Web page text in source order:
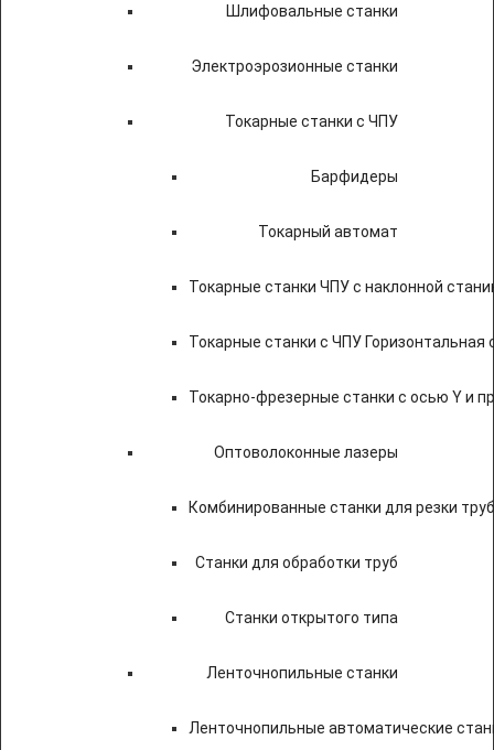
Шлифовальные станки
Электроэрозионные станки
Токарные станки с ЧПУ
Барфидеры
Токарный автомат
Токарные станки ЧПУ c наклонной
Токарные станки с ЧПУ Горизонтальная
Токарно-фрезерные станки с осью Y и
Оптоволоконные лазеры
Комбинированные станки для резки
Станки для обработки труб
Станки открытого типа
Ленточнопильные станки
Ленточнопильные автоматические